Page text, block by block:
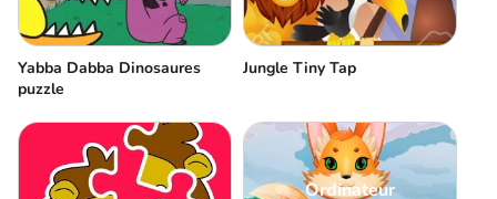
Yabba Dabba Dinosaures
puzzle
Jungle Tiny Tap
Ordinateur